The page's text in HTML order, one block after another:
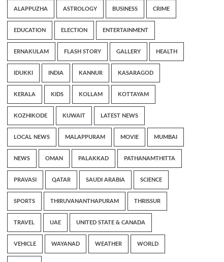
ALAPPUZHA ASTROLOGY BUSINESS CRIME
EDUCATION ELECTION ENTERTAINMENT
ERNAKULAM FLASH STORY GALLERY HEALTH
IDUKKI INDIA KANNUR KASARAGOD
KERALA KIDS KOLLAM KOTTAYAM
KOZHIKODE KUWAIT LATEST NEWS
LOCAL NEWS MALAPPURAM MOVIE MUMBAI
NEWS OMAN PALAKKAD PATHANAMTHITTA
PRAVASI QATAR SAUDI ARABIA SCIENCE
SPORTS THIRUVANANTHAPURAM THRISSUR
TRAVEL UAE UNITED STATE & CANADA
VEHICLE WAYANAD WEATHER WORLD